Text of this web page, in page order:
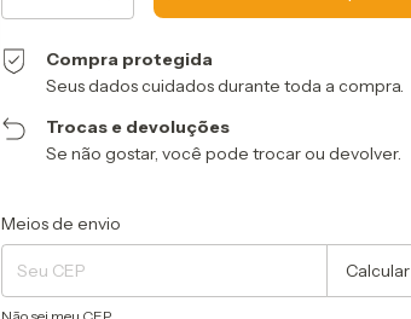
Compra protegida
Seus dados cuidados durante toda a compra.
Trocas e devoluções
Se não gostar, você pode trocar ou devolver.
Entregas para o CEP:
Meios de envio
Calcular